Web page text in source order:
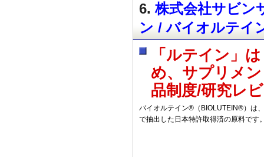
6.株式会社サビン
ン / バイオルテイ
「ルテイン」
め、サプリメ
品制度/研究レ
バイオルテイン®（BIOLUTEIN®）は
で抽出した日本特許取得済の原料です